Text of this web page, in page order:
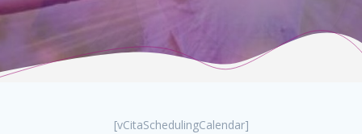
[vCitaSchedulingCalendar]